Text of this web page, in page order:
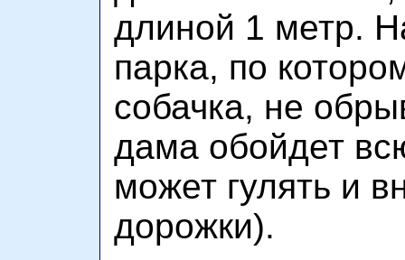
длиной 1 метр.
парка, по
собачка, не
дама обойдет
может гулять и
дорожки).